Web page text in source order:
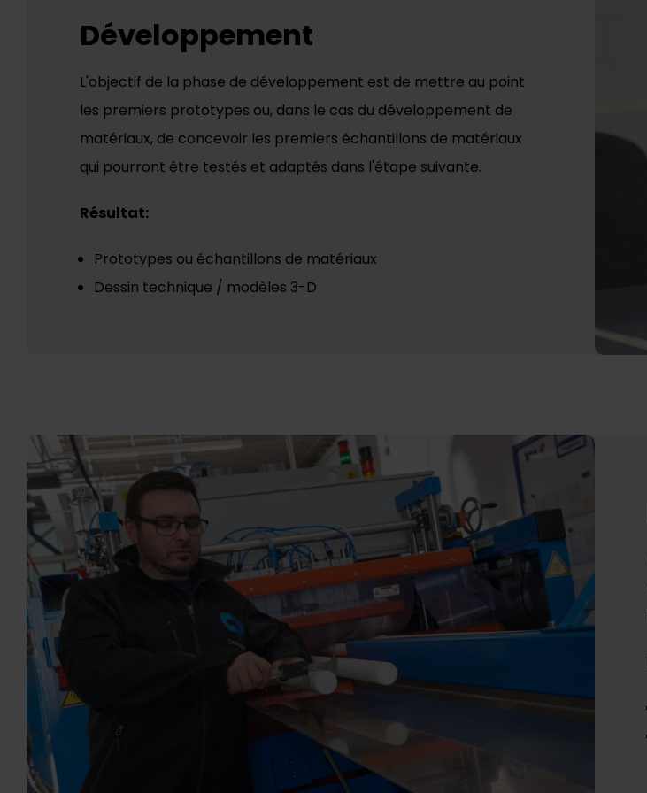
Développement
L'objectif de la phase de développement est de mettre au point
les premiers prototypes ou, dans le cas du développement de
matériaux, de concevoir les premiers échantillons de matériaux
qui pourront être testés et adaptés dans l'étape suivante.
Résultat:
Prototypes ou échantillons de matériaux
Dessin technique / modèles 3-D